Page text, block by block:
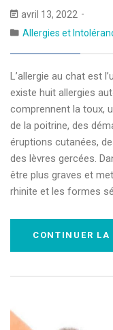
avril 13, 2022
Allergies et
L’allergie au chat est
existe huit allergies
comprennent la toux,
de la poitrine, des
éruptions cutanées,
des lèvres gercées.
être plus graves et
rhinite et les formes
CONTINUER LA